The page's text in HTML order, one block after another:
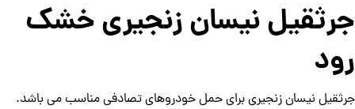
جرثقیل نیسان زنجیری خشک
رود
جرثقیل نیسان زنجیری برای حمل خودروهای تصادفی مناسب می باشد.